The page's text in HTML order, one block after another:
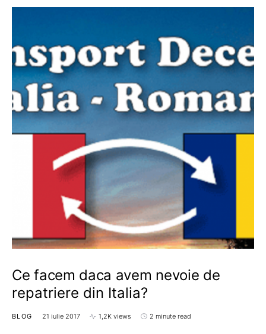
Ce facem daca avem nevoie de
repatriere din Italia?
BLOG 21 iulie 2017 1,2K views 2 minute read